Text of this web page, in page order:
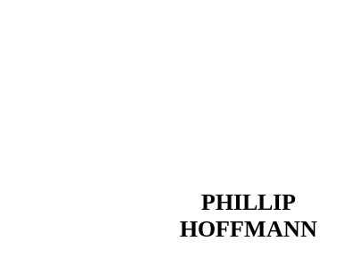
PHILLIP
HOFFMANN